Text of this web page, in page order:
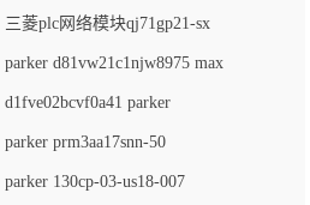
三菱plc网络模块qj71gp21-sx
parker d81vw21c1njw8975 max
d1fve02bcvf0a41 parker
parker prm3aa17snn-50
parker 130cp-03-us18-007